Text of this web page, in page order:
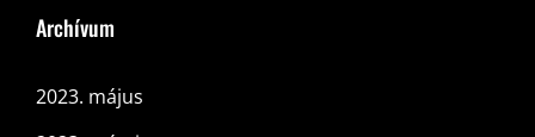
Archívum
2023. május